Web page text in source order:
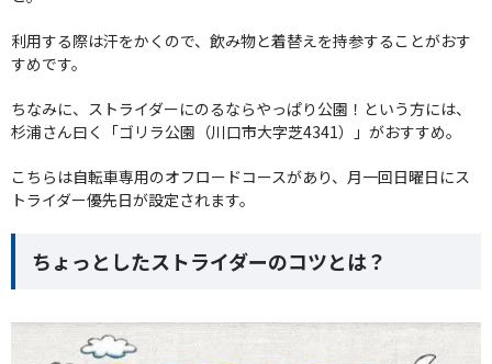
利用する際は汗をかくので、飲み物と着替えを持参することがおす
すめです。
ちなみに、ストライダーにのるならやっぱり公園！という方には、
杉浦さん曰く「ゴリラ公園（川口市大字芝4341）」がおすすめ。
こちらは自転車専用のオフロードコースがあり、月一回日曜日にス
トライダー優先日が設定されます。
ちょっとしたストライダーのコツとは？